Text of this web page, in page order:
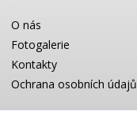
O nás
Fotogalerie
Kontakty
Ochrana osobních údajů